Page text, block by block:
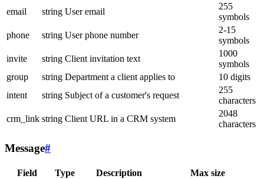
email
string User email
255
symbols
phone
string User phone number
2-15
symbols
invite
string Client invitation text
1000
symbols
group
string Department a client applies to
10 digits
intent
string Subject of a customer's request
255
characters
crm_link string Client URL in a CRM system
2048
characters
Message#
Field Type Description Max size